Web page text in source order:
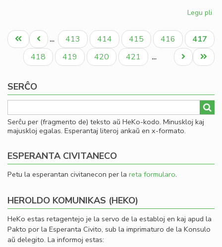
Legu pli
al
la
Pagination
Unua
paĝo
Antaŭa
paĝo
… Paĝo
413 Paĝo
414 Paĝo
415 Paĝo
416
Aktuala
paĝo
417
Paĝo
418 Paĝo
419 Paĝo
420 Paĝo
421 …
Last
page
Next
page
SERĈO
Serĉu per (fragmento de) teksto aŭ HeKo-kodo. Minuskloj kaj
majuskloj egalas. Esperantaj literoj ankaŭ en x-formato.
ESPERANTA CIVITANECO
Petu la esperantan civitanecon per la reta formularo.
HEROLDO KOMUNIKAS (HEKO)
HeKo estas retagentejo je la servo de la establoj en kaj apud la
Pakto por la Esperanta Civito, sub la imprimaturo de la Konsulo
aŭ delegito. La informoj estas: